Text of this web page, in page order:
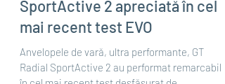
performantă GT Radial
SportActive 2 apreciată în cel
mai recent test EVO
Anvelopele de vară, ultra performante, GT